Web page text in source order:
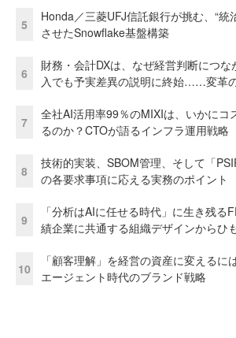
5
Honda／三菱UFJ信託銀行が挑む、“統
させたSnowflake基盤構築
6
財務・会計DXは、なぜ経営判断につ
入でも予実差異の説明に終始……変革
7
全社AI活用率99％のMIXIは、いかにコ
るのか？CTOが語るインフラ運用戦略
8
技術的実装、SBOM管理、そして「
の各要求事項に応える実務のポイント
9
「分析はAIに任せる時代」に生き残
績企業に共通する組織デザインからひ
10
「顧客理解」を経営の資産に変えるに
エージェント時代のブランド戦略